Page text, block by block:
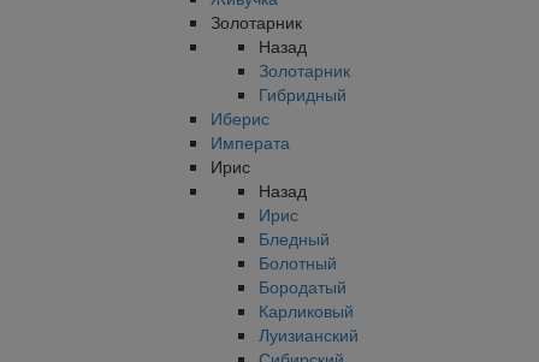
Золотарник
Назад
Золотарник
Гибридный
Иберис
Императа
Ирис
Назад
Ирис
Бледный
Болотный
Бородатый
Карликовый
Луизианский